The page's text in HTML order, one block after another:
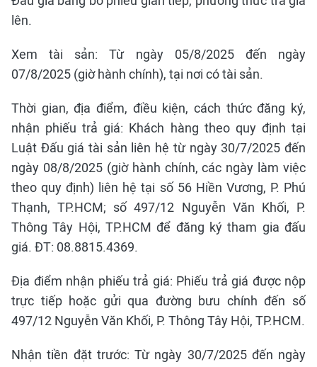
lên.
Xem tài sản: Từ ngày 05/8/2025 đến ngày
07/8/2025 (giờ hành chính), tại nơi có tài sản.
Thời gian, địa điểm, điều kiện, cách thức đăng ký,
nhận phiếu trả giá: Khách hàng theo quy định tại
Luật Đấu giá tài sản liên hệ từ ngày 30/7/2025 đến
ngày 08/8/2025 (giờ hành chính, các ngày làm việc
theo quy định) liên hệ tại số 56 Hiền Vương, P. Phú
Thạnh, TP.HCM; số 497/12 Nguyễn Văn Khối, P.
Thông Tây Hội, TP.HCM để đăng ký tham gia đấu
giá. ĐT: 08.8815.4369.
Địa điểm nhận phiếu trả giá: Phiếu trả giá được nộp
trực tiếp hoặc gửi qua đường bưu chính đến số
497/12 Nguyễn Văn Khối, P. Thông Tây Hội, TP.HCM.
Nhận tiền đặt trước: Từ ngày 30/7/2025 đến ngày